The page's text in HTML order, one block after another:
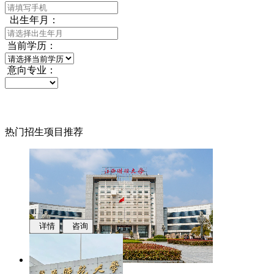
出生年月：
当前学历：
意向专业：
热门招生项目推荐
详情 咨询